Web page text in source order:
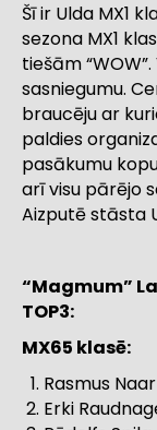
Šī ir Ulda MX1
sezona MX1
tiešām
sasniegumu.
braucēju ar
paldies
pasākumu
arī visu pārējo
Aizputē stāsta
“Magmum”
TOP3:
MX65 klasē:
Rasmus
Erki